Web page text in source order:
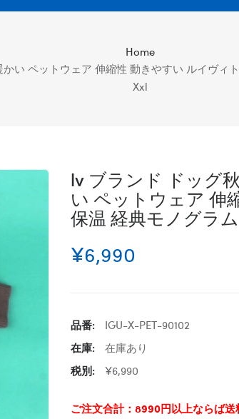
Home
い ペットウェア 伸縮性 動きやすい ルイヴ
Xxl
lv ブランド ドッグ
い ペットウェア 伸
保温 経典モノグラ
¥6,990
品番:
IGU-X-PET-90102
在庫:
在庫あり
税別:
¥6,990
ご注文合計：8990円以上ならば